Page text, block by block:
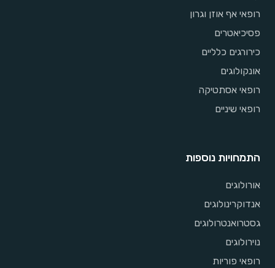
רופאי אף אוזן וגרון
פסיכיאטרים
כירורגים כלליים
אונקולוגים
רופאי אסתטיקה
רופאי שיניים
התמחויות נוספות
אורולוגים
אנדוקרינולוגים
גסטרואנטרולוגים
נוירולוגים
רופאי פוריות